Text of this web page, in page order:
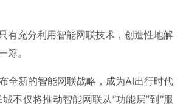
有充分利用智能网联技术，创造性地解
筹。
全新的智能网联战略，成为AI出行时代
不仅将推动智能网联从“功能层”到“服